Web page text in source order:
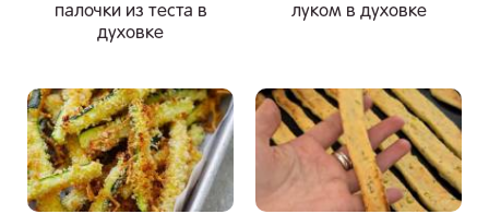
палочки из теста в
духовке
луком в духовке